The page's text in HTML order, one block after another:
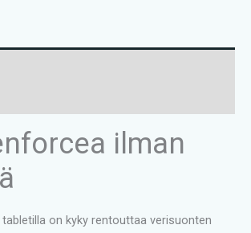
ilman
on kyky rentouttaa verisuonten